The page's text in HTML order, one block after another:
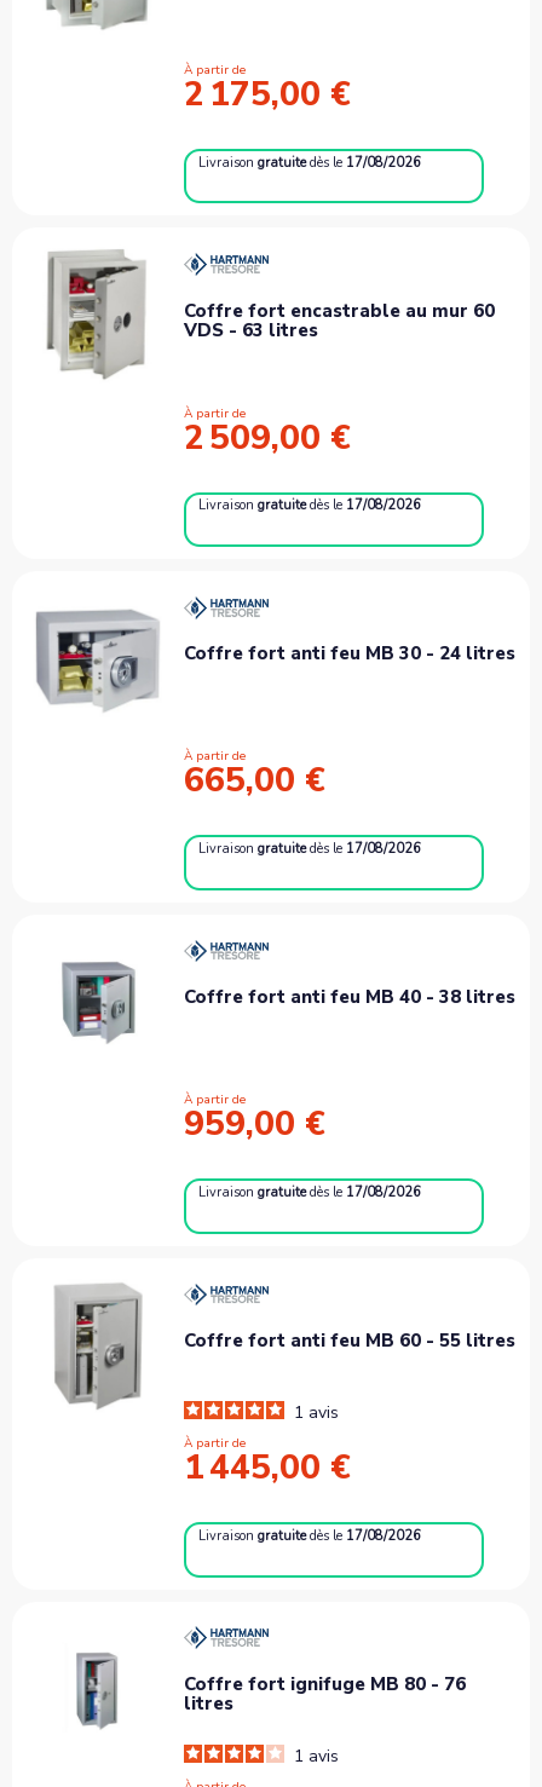
À partir de
2 175,00 €
Livraisongratuite dès le 17/08/2026
Coffre fort encastrable au mur 60
VDS - 63 litres
À partir de
2 509,00 €
Livraisongratuite dès le 17/08/2026
Coffre fort anti feu MB 30 - 24 litres
À partir de
665,00 €
Livraisongratuite dès le 17/08/2026
Coffre fort anti feu MB 40 - 38 litres
À partir de
959,00 €
Livraisongratuite dès le 17/08/2026
Coffre fort anti feu MB 60 - 55 litres
1 avis
À partir de
1 445,00 €
Livraisongratuite dès le 17/08/2026
Coffre fort ignifuge MB 80 - 76
litres
1 avis